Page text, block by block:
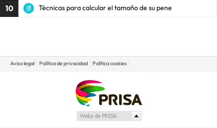
10 Técnicas para calcular el tamaño de su pene
Aviso legal Política de privacidad Política cookies